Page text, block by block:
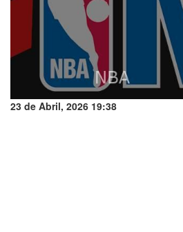
23 de Abril, 2026 19:38